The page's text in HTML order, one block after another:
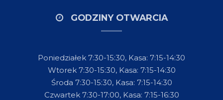
GODZINY OTWARCIA
Poniedziałek 7:30-15:30, Kasa: 7:15-14:30
Wtorek 7:30-15:30, Kasa: 7:15-14:30
Środa 7:30-15:30, Kasa: 7:15-14:30
Czwartek 7:30-17:00, Kasa: 7:15-16:30